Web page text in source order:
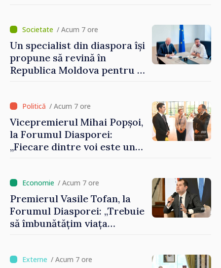
/ Acum 7 ore
Un specialist din diaspora își
propune să revină în
Republica Moldova pentru a
/ Acum 7 ore
Vicepremierul Mihai Popșoi,
la Forumul Diasporei:
„Fiecare dintre voi este un
imaginii Republicii Moldova”
/ Acum 7 ore
Premierul Vasile Tofan, la
Forumul Diasporei: „Trebuie
să îmbunătățim viața
/ Acum 7 ore